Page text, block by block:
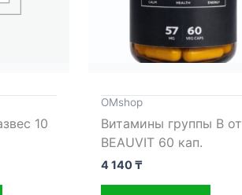
10
OMshop
Витамины группы В от
BEAUVIT 60 кап.
4 140₸